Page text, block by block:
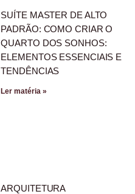
SUÍTE MASTER DE ALTO
PADRÃO: COMO CRIAR O
QUARTO DOS SONHOS:
ELEMENTOS ESSENCIAIS E
TENDÊNCIAS
Ler matéria »
ARQUITETURA